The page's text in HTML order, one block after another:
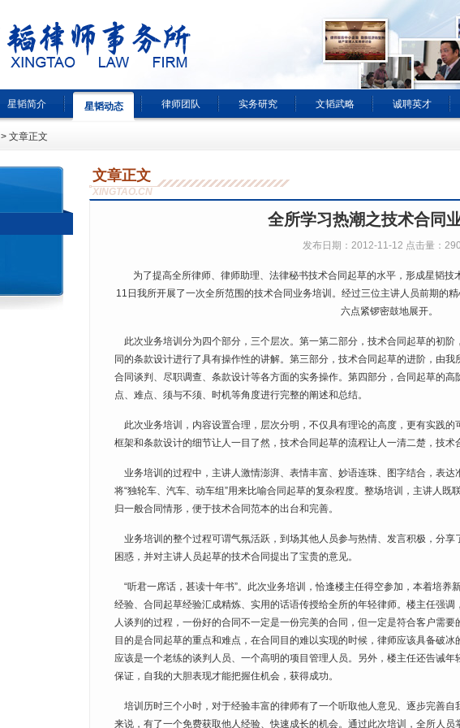
星韬简介 星韬动态 律师团队 实务研究 文韬武略 诚聘英才
> 文章正文
文章正文
XINGTAO.CN
全所学习热潮之技术合同
发布日期：2012-11-12 点击量：
为了提高全所律师、律师助理、法律秘书技术合同起草的水平，形成星韬技
11日我所开展了一次全所范围的技术合同业务培训。经过三位主讲人员前期的
六点紧锣密鼓地展开。
此次业务培训分为四个部分，三个层次。第一第二部分，技术合同起草的初阶
同的条款设计进行了具有操作性的讲解。第三部分，技术合同起草的进阶，由
合同谈判、尽职调查、条款设计等各方面的实务操作。第四部分，合同起草的
点、难点、须与不须、时机等角度进行完整的阐述和总结。
此次业务培训，内容设置合理，层次分明，不仅具有理论的高度，更有实践
框架和条款设计的细节让人一目了然，技术合同起草的流程让人一清二楚，技术
业务培训的过程中，主讲人激情澎湃、表情丰富、妙语连珠、图字结合，表达
将“独轮车、汽车、动车组”用来比喻合同起草的复杂程度。整场培训，主讲人既
归一般合同情形，便于技术合同范本的出台和完善。
业务培训的整个过程可谓气氛活跃，到场其他人员参与热情、发言积极，分享
困惑，并对主讲人员起草的技术合同提出了宝贵的意见。
“听君一席话，甚读十年书”。此次业务培训，恰逢楼主任得空参加，本着培养
经验、合同起草经验汇成精炼、实用的话语传授给全所的年轻律师。楼主任强
人谈判的过程，一份好的合同不一定是一份完美的合同，但一定是符合客户需
目的是合同起草的重点和难点，在合同目的难以实现的时候，律师应该具备破
应该是一个老练的谈判人员、一个高明的项目管理人员。另外，楼主任还告诫
保证，自我的大胆表现才能把握住机会，获得成功。
培训历时三个小时，对于经验丰富的律师有了一个听取他人意见、逐步完善
来说，有了一个免费获取他人经验、快速成长的机会。通过此次培训，全所人